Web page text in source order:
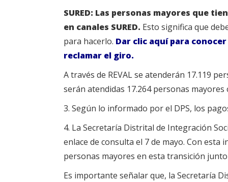
SURED: Las personas mayores que
en canales SURED. Esto significa que
para hacerlo. Dar clic aquí para
reclamar el giro.
A través de REVAL se atenderán 17.119
serán atendidas 17.264 personas
3. Según lo informado por el DPS, los
4. La Secretaría Distrital de Integración
enlace de consulta el 7 de mayo. Con
personas mayores en esta transición junto
Es importante señalar que, la Secretaría